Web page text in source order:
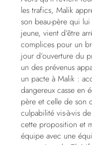
les trafics, Malik
son beau-père qui
jeune, vient d’être
complices pour un
jour d’ouverture du
un des prévenus
un pacte à Malik :
dangereux casse en
père et celle de son
culpabilité vis-à-vis
cette proposition et
équipe avec une